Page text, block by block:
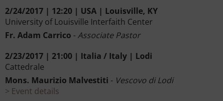
2/24/2017 | 12:20 | USA | Louisville, KY
University of Louisville Interfaith Center
Fr. Adam Carrico -Associate Pastor
2/23/2017 | 21:00 | Italia / Italy | Lodi
Cattedrale
Mons. Maurizio Malvestiti - Vescovo di Lodi
Event details